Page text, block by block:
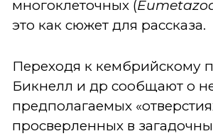
многоклеточных (
это как сюжет для рассказа.
Переходя к кембрийскому
Бикнелл и др сообщают о
предполагаемых
просверленных в